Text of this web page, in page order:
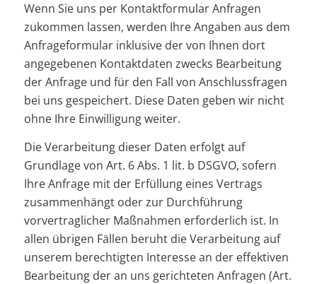
Wenn Sie uns per Kontaktformular Anfragen
zukommen lassen, werden Ihre Angaben aus dem
Anfrageformular inklusive der von Ihnen dort
angegebenen Kontaktdaten zwecks Bearbeitung
der Anfrage und für den Fall von Anschlussfragen
bei uns gespeichert. Diese Daten geben wir nicht
ohne Ihre Einwilligung weiter.
Die Verarbeitung dieser Daten erfolgt auf
Grundlage von Art. 6 Abs. 1 lit. b DSGVO, sofern
Ihre Anfrage mit der Erfüllung eines Vertrags
zusammenhängt oder zur Durchführung
vorvertraglicher Maßnahmen erforderlich ist. In
allen übrigen Fällen beruht die Verarbeitung auf
unserem berechtigten Interesse an der effektiven
Bearbeitung der an uns gerichteten Anfragen (Art.